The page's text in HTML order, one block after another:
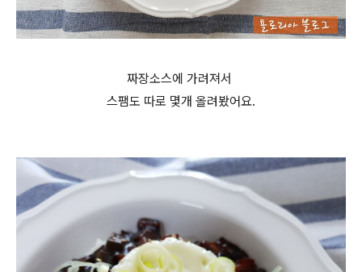
짜장소스에 가려져서
스팸도 따로 몇개 올려봤어요.